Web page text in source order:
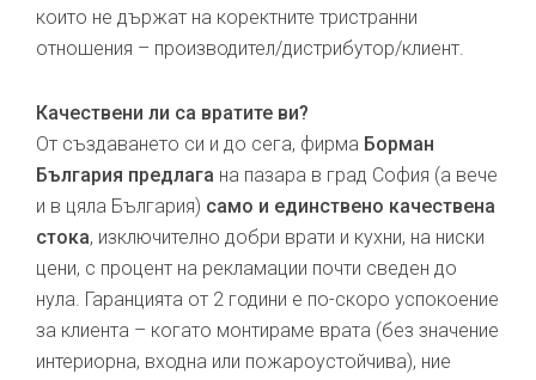
които не държат на коректните тристранни
отношения – производител/дистрибутор/клиент.
Качествени ли са вратите ви?
От създаването си и до сега, фирма Борман
България предлага на пазара в град София (а вече
и в цяла България) само и единствено качествена
стока, изключително добри врати и кухни, на ниски
цени, с процент на рекламации почти сведен до
нула. Гаранцията от 2 години е по-скоро успокоение
за клиента – когато монтираме врата (без значение
интериорна, входна или пожароустойчива), ние